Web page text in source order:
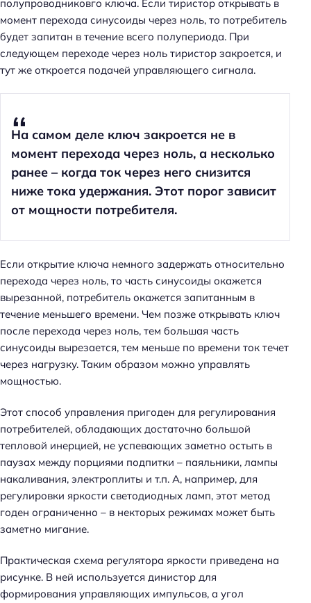
полупроводниковго ключа. Если тиристор открывать в
момент перехода синусоиды через ноль, то потребитель
будет запитан в течение всего полупериода. При
следующем переходе через ноль тиристор закроется, и
тут же откроется подачей управляющего сигнала.
На самом деле ключ закроется не в
момент перехода через ноль, а несколько
ранее – когда ток через него снизится
ниже тока удержания. Этот порог зависит
от мощности потребителя.
Если открытие ключа немного задержать относительно
перехода через ноль, то часть синусоиды окажется
вырезанной, потребитель окажется запитанным в
течение меньшего времени. Чем позже открывать ключ
после перехода через ноль, тем большая часть
синусоиды вырезается, тем меньше по времени ток течет
через нагрузку. Таким образом можно управлять
мощностью.
Этот способ управления пригоден для регулирования
потребителей, обладающих достаточно большой
тепловой инерцией, не успевающих заметно остыть в
паузах между порциями подпитки – паяльники, лампы
накаливания, электроплиты и т.п. А, например, для
регулировки яркости светодиодных ламп, этот метод
годен ограниченно – в некторых режимах может быть
заметно мигание.
Практическая схема регулятора яркости приведена на
рисунке. В ней используется динистор для
формирования управляющих импульсов, а угол